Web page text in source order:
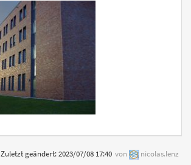
Zuletzt geändert:2023/07/08 17:40 von nicolas.lenz